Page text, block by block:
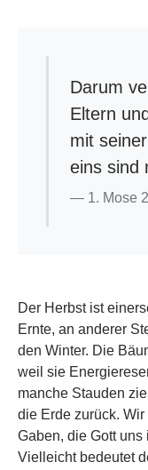
Darum
Eltern
mit
eins sind
1. Mose
Der Herbst ist
Ernte, an anderer
den Winter. Die
weil sie
manche Stauden
die Erde zurück.
Gaben, die Gott
Vielleicht bedeutet